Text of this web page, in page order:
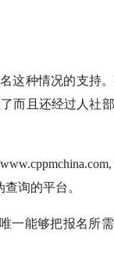
这种情况的支持
而且还经过人社
询的平台。
一能够把报名所